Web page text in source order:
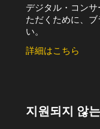
デジタル・コン
ただくために、
い。
詳細はこちら
지원되지 않